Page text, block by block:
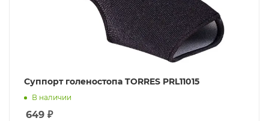
Суппорт голеностопа TORRES PRL11015
В наличии
649 ₽